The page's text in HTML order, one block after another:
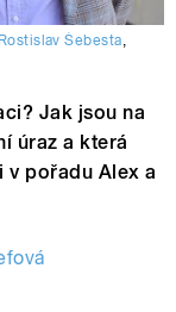
Rostislav Šebesta,
Jak jsou na
úraz a která
v pořadu Alex a